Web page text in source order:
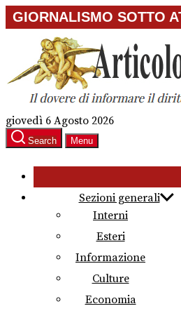
Skip
to
content
GIORNALISMO SOTTO
giovedì 6 Agosto 2026
Search Menu
Sezioni generali
Interni
Esteri
Informazione
Culture
Economia